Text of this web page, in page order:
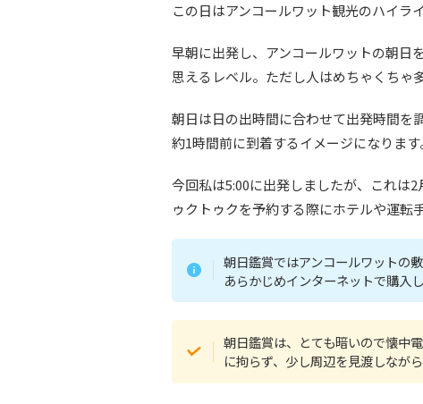
この日はアンコールワット観光のハイライ
早朝に出発し、アンコールワットの朝日
思えるレベル。ただし人はめちゃくちゃ
朝日は日の出時間に合わせて出発時間を
約1時間前に到着するイメージになります
今回私は5:00に出発しましたが、これは
ゥクトゥクを予約する際にホテルや運転
朝日鑑賞ではアンコールワットの
あらかじめインターネットで購入
朝日鑑賞は、とても暗いので懐中
に拘らず、少し周辺を見渡しなが